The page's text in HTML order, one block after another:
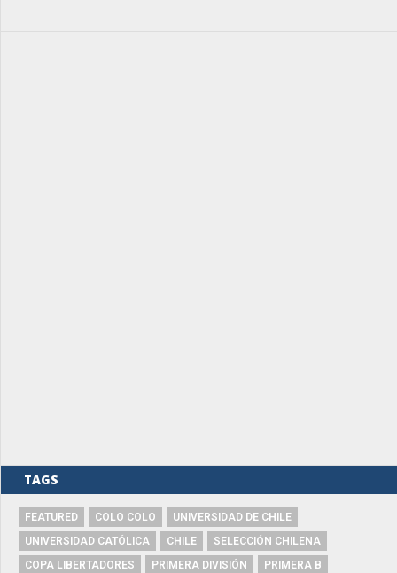
TAGS
FEATURED COLO COLO
UNIVERSIDAD DE CHILE
UNIVERSIDAD CATÓLICA
CHILE
SELECCIÓN CHILENA
COPA LIBERTADORES
PRIMERA DIVISIÓN
PRIMERA B